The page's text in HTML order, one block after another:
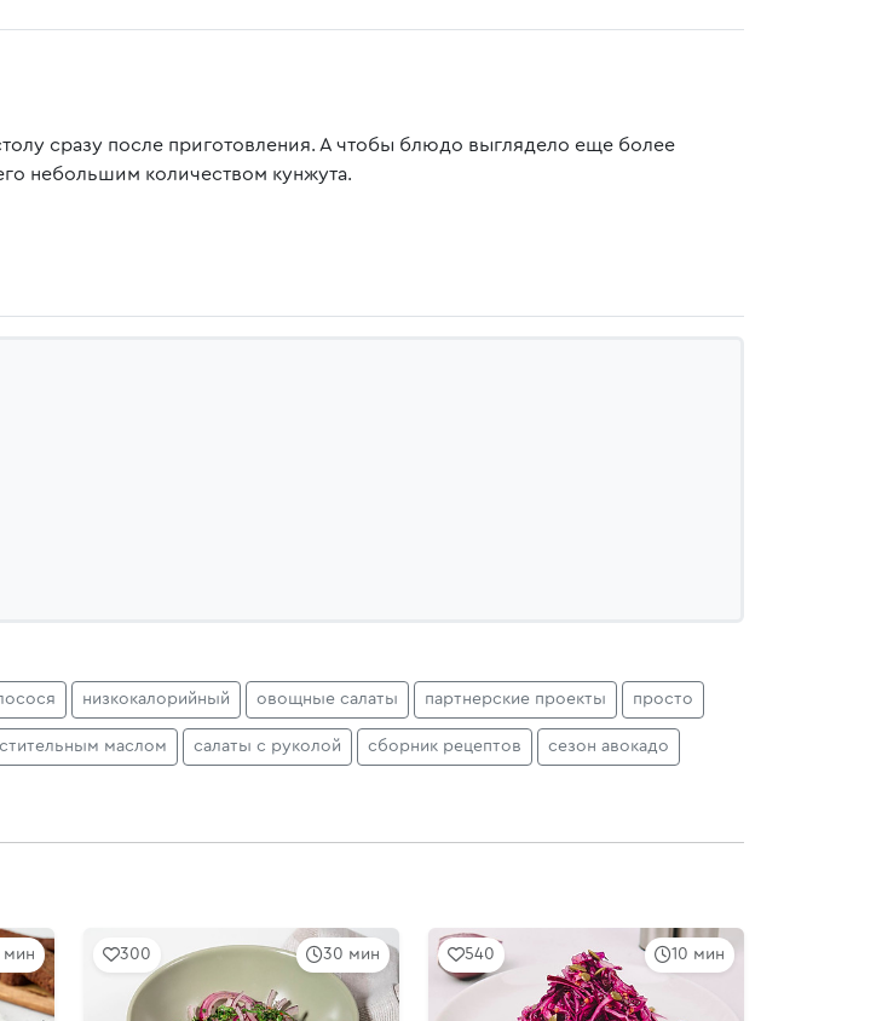
сразу после приготовления. А чтобы блюдо выглядело еще более
небольшим количеством кунжута.
низкокалорийный овощные салаты партнерские проекты просто
маслом салаты с руколой сборник рецептов сезон авокадо
мин 30 мин
300 10 мин
540